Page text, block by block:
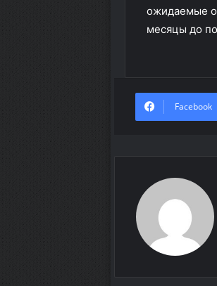
ожидаемые
месяцы до
Facebook